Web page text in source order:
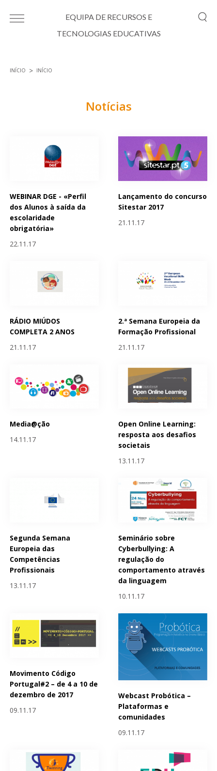
EQUIPA DE RECURSOS E
TECNOLOGIAS EDUCATIVAS
INÍCIO INÍCIO
Notícias
WEBINAR DGE - «Perfil
dos Alunos à saída da
escolaridade
obrigatória»
22.11.17
Lançamento do concurso
Sitestar 2017
21.11.17
RÁDIO MIÚDOS
COMPLETA 2 ANOS
21.11.17
2.ª Semana Europeia da
Formação Profissional
21.11.17
Media@ção
14.11.17
Open Online Learning:
resposta aos desafios
societais
13.11.17
Segunda Semana
Europeia das
Competências
Profissionais
13.11.17
Seminário sobre
Cyberbullying: A
regulação do
comportamento através
da linguagem
10.11.17
Movimento Código
Portugal#2 – de 4 a 10 de
dezembro de 2017
09.11.17
Webcast Probótica –
Plataformas e
comunidades
09.11.17
Páginas